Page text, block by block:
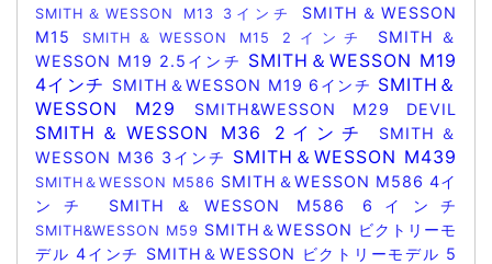
SMITH＆WESSON M13 3インチ SMITH＆WESSON
M15
SMITH＆WESSON M15 2インチ SMITH＆
WESSON M19 2.5インチ SMITH＆WESSON M19
4インチ SMITH＆WESSON M19 6インチ SMITH＆
WESSON M29
SMITH&WESSON M29 DEVIL
SMITH＆WESSON M36 2インチ
SMITH＆
WESSON M36 3インチ SMITH＆WESSON M439
SMITH＆WESSON M586 SMITH＆WESSON M586 4イ
ンチ SMITH＆WESSON M586 6インチ
SMITH&WESSON M59 SMITH＆WESSON ビクトリーモ
デル 4インチ SMITH＆WESSON ビクトリーモデル 5